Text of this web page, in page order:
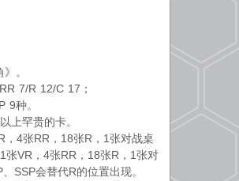
。
7/R 12/C 17；
9种。
上罕贵的卡。
，4张RR，18张R，1张对战桌
张VR，4张RR，18张R，1张对
SSP会替代R的位置出现。